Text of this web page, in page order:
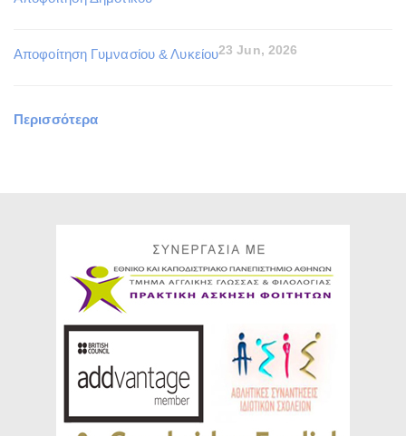
Αποφοίτηση Γυμνασίου & Λυκείου23 Jun, 2026
Περισσότερα